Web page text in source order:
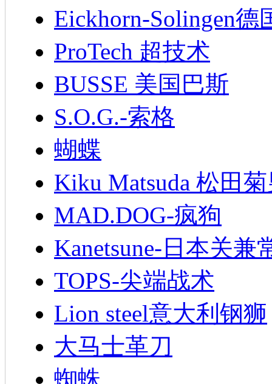
Eickhorn-Solingen德
ProTech 超技术
BUSSE 美国巴斯
S.O.G.-索格
蝴蝶
Kiku Matsuda 松田
MAD.DOG-疯狗
Kanetsune-日本关兼
TOPS-尖端战术
Lion steel意大利钢狮
大马士革刀